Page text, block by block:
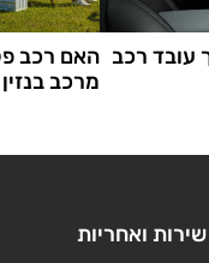
עובד רכב האם רכב
מרכב
שירות ואחריות